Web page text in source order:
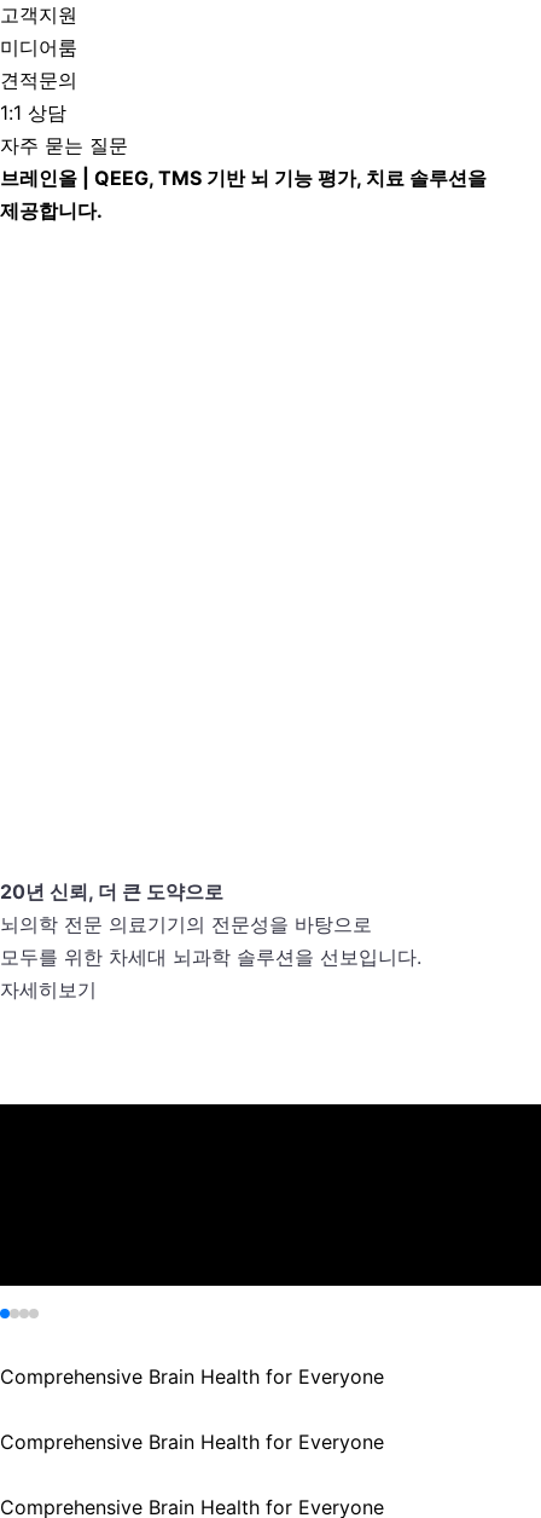
고객지원
미디어룸
견적문의
1:1 상담
자주 묻는 질문
브레인올 | QEEG, TMS 기반 뇌 기능 평가, 치료 솔루션을
제공합니다.
20년 신뢰, 더 큰 도약으로
뇌의학 전문 의료기기의 전문성을 바탕으로
모두를 위한 차세대 뇌과학 솔루션을 선보입니다.
자세히보기
배움에서 전문가로
이론을 넘어 실전까지 이어지는 뇌과학 전문 교육
브레인올 아카데미가 당신의 성장을 설계합니다.
자세히보기
자세히보기
자세히보기
Comprehensive Brain Health for Everyone
Comprehensive Brain Health for Everyone
Comprehensive Brain Health for Everyone